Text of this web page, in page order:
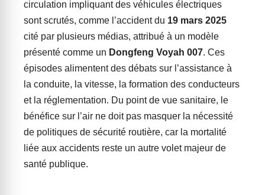
circulation impliquant des véhicules électriques
sont scrutés, comme l’accident du 19 mars 2025
cité par plusieurs médias, attribué à un modèle
présenté comme un Dongfeng Voyah 007. Ces
épisodes alimentent des débats sur l’assistance à
la conduite, la vitesse, la formation des conducteurs
et la réglementation. Du point de vue sanitaire, le
bénéfice sur l’air ne doit pas masquer la nécessité
de politiques de sécurité routière, car la mortalité
liée aux accidents reste un autre volet majeur de
santé publique.